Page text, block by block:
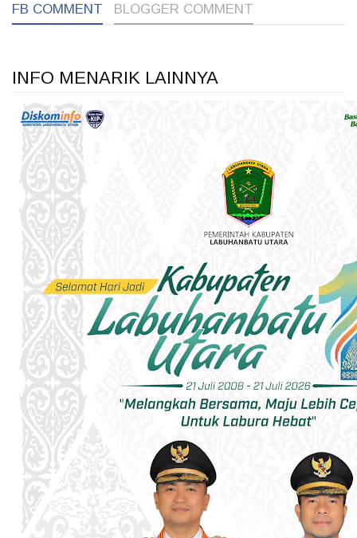
FB COMMENT BLOGGER COMMENT
INFO MENARIK LAINNYA